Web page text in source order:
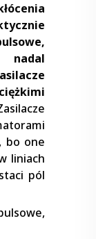
nadal
bo one
liniach
pól